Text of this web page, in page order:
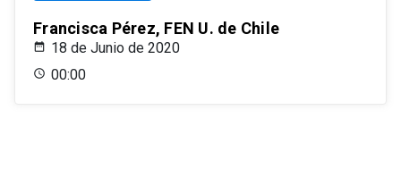
Francisca Pérez, FEN U. de Chile
18 de Junio de 2020
00:00